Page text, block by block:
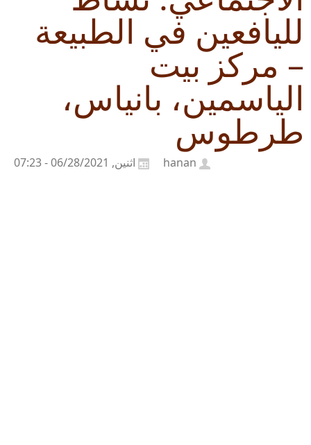
لليافعين في الطبيعة
– مركز بيت
الياسمين، بانياس،
طرطوس
اثنين, 06/28/2021 - 07:23 hanan